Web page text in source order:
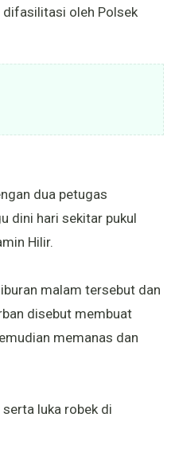
difasilitasi oleh Polsek
dua petugas
dini hari sekitar pukul
Hilir.
malam tersebut dan
disebut membuat
memanas dan
luka robek di